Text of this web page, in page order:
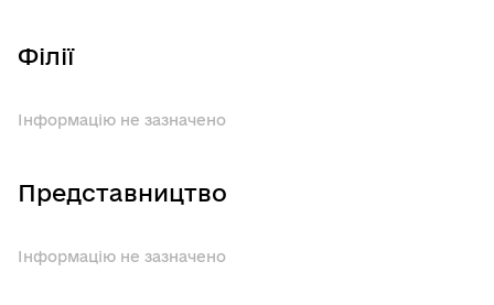
Філії
Інформацію не зазначено
Представництво
Інформацію не зазначено